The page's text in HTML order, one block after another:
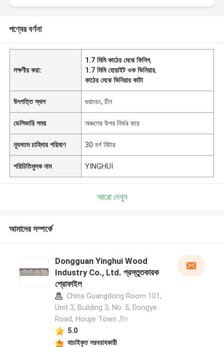
পণ্যের বর্ণনা
লক্ষণীয় করা:
1.7 মিমি কাঠের মেঝে ফিনিস,
1.7 মিমি হোয়াইট ওক ভিনিয়ার,
কাঠের মেঝে ভিনিয়ার কাটা
উৎপত্তি স্থল গুয়াংডং, চীন
ডেলিভারি সময় অঞ্চলের উপর নির্ভর করে
ন্যূনতম চাহিদার পরিমাণ 30 বর্গ মিটার
পরিচিতিমুলক নাম YINGHUI
আরো দেখুন
আমাদের সম্পর্কে
Dongguan Yinghui Wood
Industry Co., Ltd. প্রস্তুতকারক
প্রোফাইল
China Guangdong Room 101,
Unit 3, Building 3, No. 5, Dongye
Road, Houjie Town ,চীন
5.0
যাচাইকৃত সরবরাহকারী